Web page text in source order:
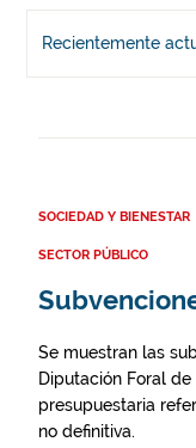
Recientemente
SOCIEDAD Y BIENESTAR
SECTOR PÚBLICO
Se muestran las
Diputación Foral
presupuestaria
no definitiva.